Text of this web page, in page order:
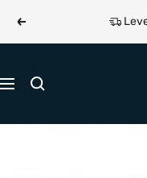
innehållet
Föregående
Navigering